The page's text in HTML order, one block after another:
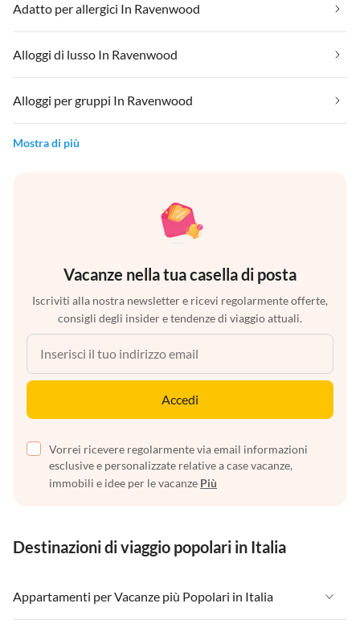
Adatto per allergici In Ravenwood
Alloggi di lusso In Ravenwood
Alloggi per gruppi In Ravenwood
Mostra di più
Vacanze nella tua casella di posta
Iscriviti alla nostra newsletter e ricevi regolarmente offerte,
consigli degli insider e tendenze di viaggio attuali.
Accedi
Vorrei ricevere regolarmente via email informazioni
esclusive e personalizzate relative a case vacanze,
immobili e idee per le vacanze Più
Destinazioni di viaggio popolari in Italia
Appartamenti per Vacanze più Popolari in Italia